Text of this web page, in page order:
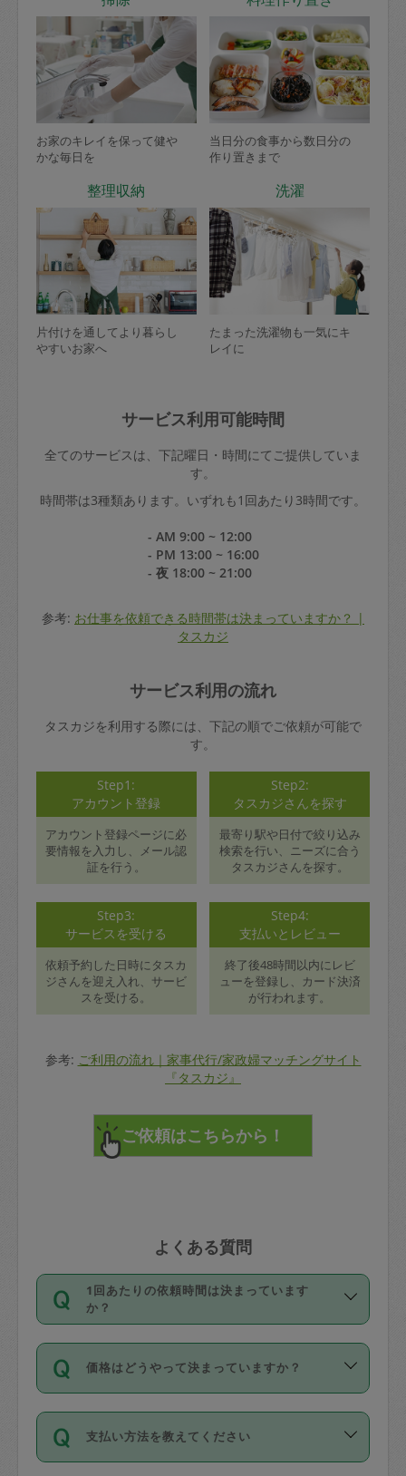
お家のキレイを保って健や
かな毎日を
当日分の食事から数日分の
作り置きまで
整理収納
片付けを通してより暮らし
やすいお家へ
洗濯
たまった洗濯物も一気にキ
レイに
サービス利用可能時間
全てのサービスは、下記曜日・時間にてご提供していま
す。
時間帯は3種類あります。いずれも1回あたり3時間です。
- AM 9:00 ~ 12:00
- PM 13:00 ~ 16:00
- 夜 18:00 ~ 21:00
参考: お仕事を依頼できる時間帯は決まっていますか？ |
タスカジ
サービス利用の流れ
タスカジを利用する際には、下記の順でご依頼が可能で
す。
Step1:
アカウント登録
アカウント登録ページに必
要情報を入力し、メール認
証を行う。
Step2:
タスカジさんを探す
最寄り駅や日付で絞り込み
検索を行い、ニーズに合う
タスカジさんを探す。
Step3:
サービスを受ける
依頼予約した日時にタスカ
ジさんを迎え入れ、サービ
スを受ける。
Step4:
支払いとレビュー
終了後48時間以内にレビ
ューを登録し、カード決済
が行われます。
参考: ご利用の流れ｜家事代行/家政婦マッチングサイト
『タスカジ』
よくある質問
1回あたりの依頼時間は決まっています
か？
依頼1回につき3時間固定です。3時間を
超えて依頼したい場合は、延長機能をご
利用ください。機能をご利用いただくに
の上事前申請することが必要です。な
お、3時間を下回っても、値引き等はござ
価格はどうやって決まっていますか？
11種類の価格帯の中からタスカジさん自
身が価格を選んで設定しています。
タスカジさんの価格設定には最初は制限
支払い方法を教えてください